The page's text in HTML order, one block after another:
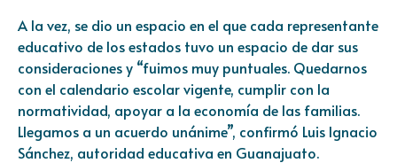
A la vez, se dio un espacio en el que cada representante
educativo de los estados tuvo un espacio de dar sus
consideraciones y “fuimos muy puntuales. Quedarnos
con el calendario escolar vigente, cumplir con la
normatividad, apoyar a la economía de las familias.
Llegamos a un acuerdo unánime”, confirmó Luis Ignacio
Sánchez, autoridad educativa en Guanajuato.